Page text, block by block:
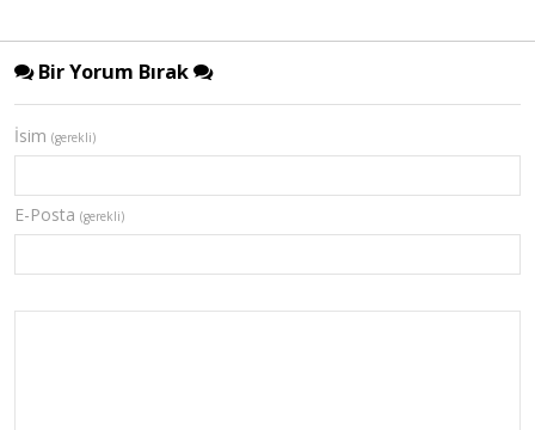
Bir Yorum Bırak
İsim (gerekli)
E-Posta (gerekli)